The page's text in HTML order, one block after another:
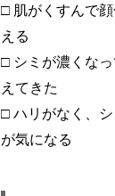
□ 肌がくすんで
える
□ シミが濃くな
えてきた
□ ハリがなく、
が気になる